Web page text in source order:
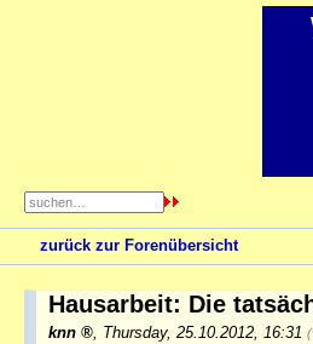
zurück zur Forenübersicht
Hausarbeit: Die
knn Thursday, 25.10.2012, 16:31